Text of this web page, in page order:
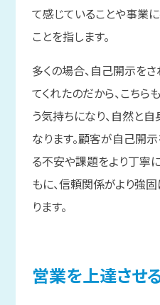
て感じていることや事業
ことを指します。
多くの場合、自己開示を
てくれたのだから、こちら
う気持ちになり、自然と
なります。顧客が自己開
る不安や課題をより丁寧
もに、信頼関係がより強
ります。
営業を上達させ